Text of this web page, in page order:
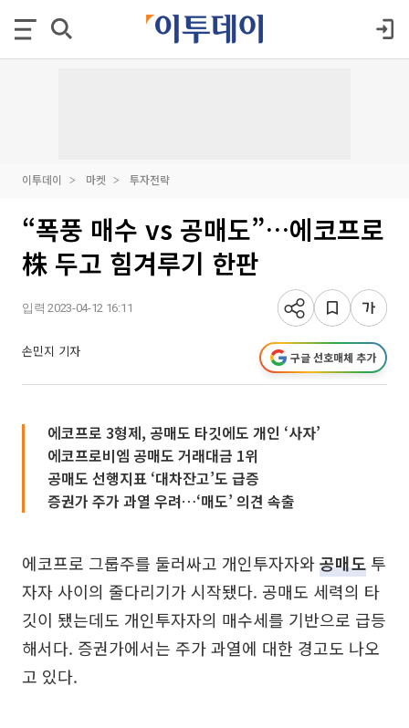
이투데이 마켓 투자전략
“폭풍 매수 vs 공매도”…에코프로
株 두고 힘겨루기 한판
입력 2023-04-12 16:11
손민지 기자 구글 선호매체 추가
에코프로 3형제, 공매도 타깃에도 개인 ‘사자’
에코프로비엠 공매도 거래대금 1위
공매도 선행지표 ‘대차잔고’도 급증
증권가 주가 과열 우려…‘매도’ 의견 속출
에코프로 그룹주를 둘러싸고 개인투자자와공매도 투
자자 사이의 줄다리기가 시작됐다. 공매도 세력의 타
깃이 됐는데도 개인투자자의 매수세를 기반으로 급등
해서다. 증권가에서는 주가 과열에 대한 경고도 나오
고 있다.